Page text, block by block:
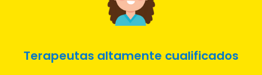
Terapeutas altamente cualificados